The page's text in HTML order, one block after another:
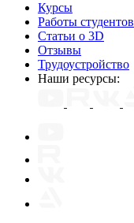
Курсы
Работы студентов
Статьи о 3D
Отзывы
Трудоустройство
Наши ресурсы: